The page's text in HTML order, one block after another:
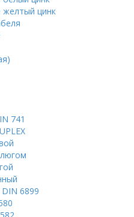
желтый цинк
741
6899